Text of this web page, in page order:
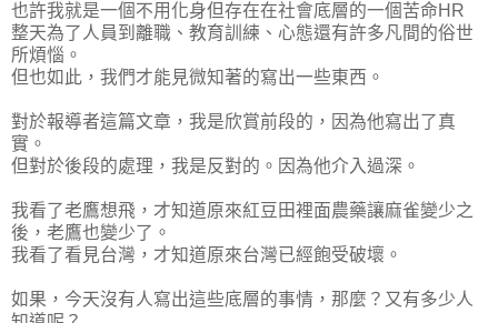
也許我就是一個不用化身但存在在社會底層的一個苦命HR
整天為了人員到離職、教育訓練、心態還有許多凡間的俗世
所煩惱。
但也如此，我們才能見微知著的寫出一些東西。
對於報導者這篇文章，我是欣賞前段的，因為他寫出了真
實。
但對於後段的處理，我是反對的。因為他介入過深。
我看了老鷹想飛，才知道原來紅豆田裡面農藥讓麻雀變少之
後，老鷹也變少了。
我看了看見台灣，才知道原來台灣已經飽受破壞。
如果，今天沒有人寫出這些底層的事情，那麼？又有多少人